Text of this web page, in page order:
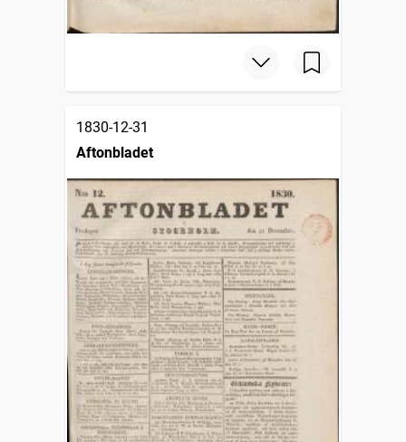
1830-12-31
Aftonbladet